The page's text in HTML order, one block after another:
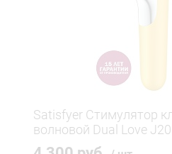
Satisfyer Стимулятор
волновой Dual Love